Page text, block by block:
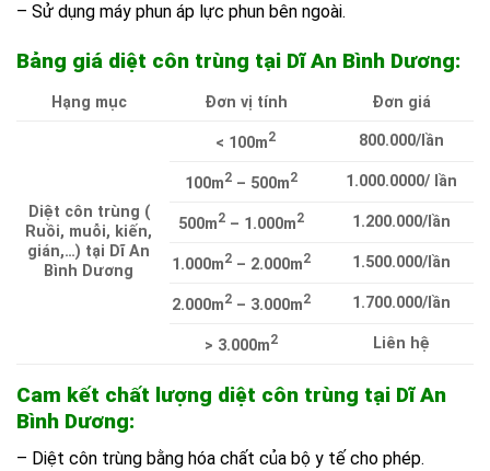
– Sử dụng máy phun áp lực phun bên ngoài.
Bảng giá diệt côn trùng tại Dĩ An Bình Dương:
Hạng mục Đơn vị tính Đơn giá
Diệt côn trùng (
Ruồi, muỗi, kiến,
gián,…) tại Dĩ An
Bình Dương
< 100m2 800.000/lần
100m2 – 500m2 1.000.0000/ lần
500m2 – 1.000m2 1.200.000/lần
1.000m2 – 2.000m2 1.500.000/lần
2.000m2 – 3.000m2 1.700.000/lần
> 3.000m2 Liên hệ
Cam kết chất lượng diệt côn trùng tại Dĩ An
Bình Dương:
– Diệt côn trùng bằng hóa chất của bộ y tế cho phép.